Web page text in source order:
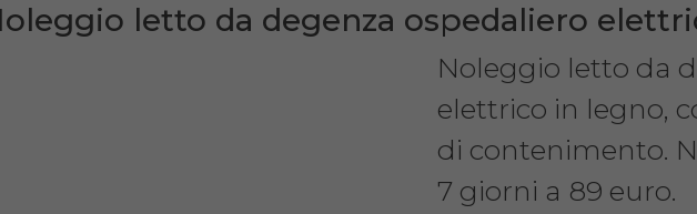
letto da degenza ospedaliero
Noleggio letto da
elettrico in legno,
di contenimento.
7 giorni a 89 euro.